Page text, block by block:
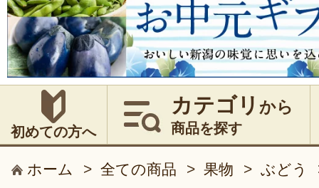
初めての方へ
カテゴリ から
商品を探す
ホーム > 全ての商品 > 果物 > ぶどう